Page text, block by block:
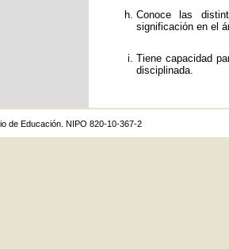
Conoce las
significación en el
Tiene capacidad
disciplinada.
de Educación. NIPO 820-10-367-2